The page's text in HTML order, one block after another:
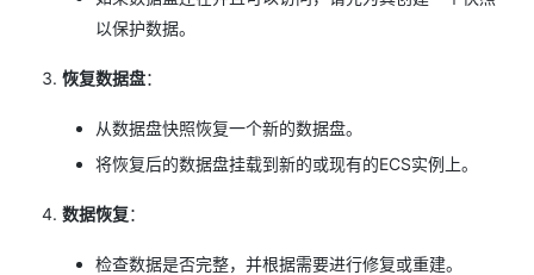
以保护数据。
恢复数据盘：
从数据盘快照恢复一个新的数据盘。
将恢复后的数据盘挂载到新的或现有的ECS实例上。
数据恢复：
检查数据是否完整，并根据需要进行修复或重建。